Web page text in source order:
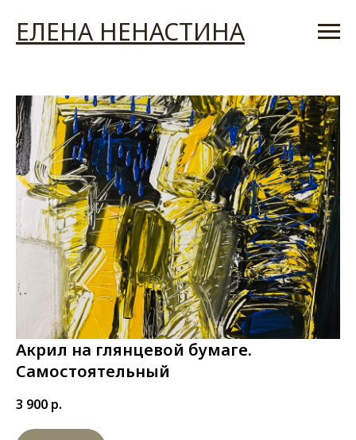
ЕЛЕНА НЕНАСТИНА
Акрил на глянцевой бумаге.
Самостоятельный
3 900 р.